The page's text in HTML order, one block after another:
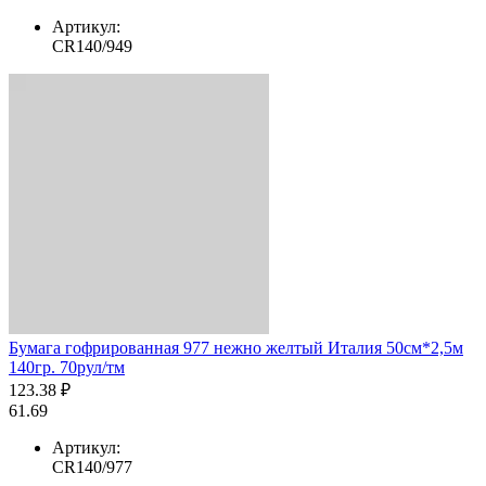
Артикул:
CR140/949
Бумага гофрированная 977 нежно желтый Италия 50см*2,5м
140гр. 70рул/тм
123.38 ₽
61.69
Артикул:
CR140/977